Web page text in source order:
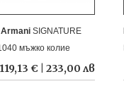
SIGNATURE
мъжко колие
119,13 € | 233,00 лв